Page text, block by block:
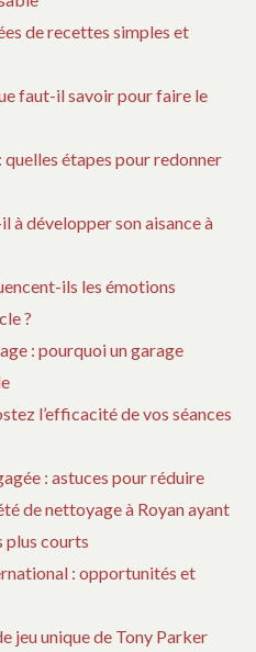
de recettes simples et
faut-il savoir pour faire le
étapes pour redonner
à développer son aisance à
ils les émotions
?
: pourquoi un garage
l’efficacité de vos séances
: astuces pour réduire
de nettoyage à Royan ayant
plus courts
: opportunités et
jeu unique de Tony Parker